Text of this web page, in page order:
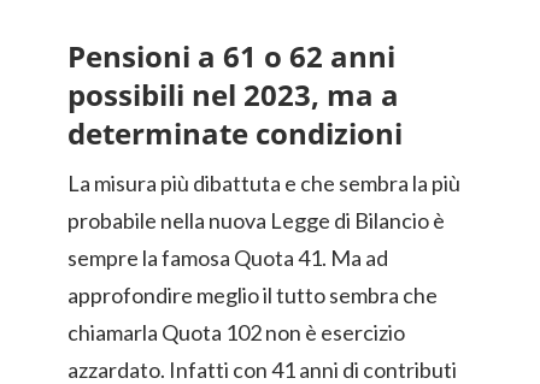
Pensioni a 61 o 62 anni
possibili nel 2023, ma a
determinate condizioni
La misura più dibattuta e che sembra la più
probabile nella nuova Legge di Bilancio è
sempre la famosa Quota 41. Ma ad
approfondire meglio il tutto sembra che
chiamarla Quota 102 non è esercizio
azzardato. Infatti con 41 anni di contributi